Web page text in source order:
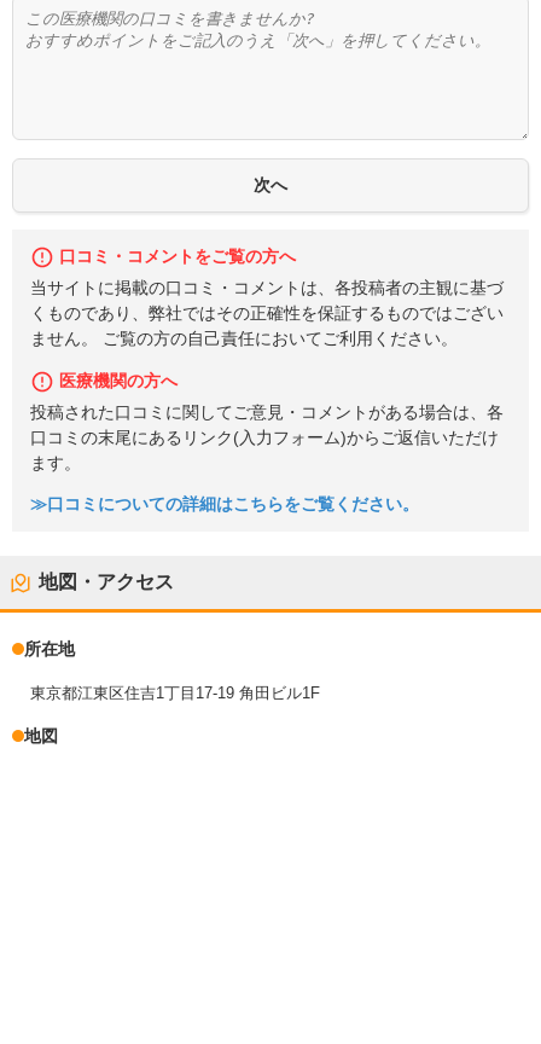
口コミ・コメントをご覧の方へ
当サイトに掲載の口コミ・コメントは、各投稿者の主観に基づ
くものであり、弊社ではその正確性を保証するものではござい
ません。 ご覧の方の自己責任においてご利用ください。
医療機関の方へ
投稿された口コミに関してご意見・コメントがある場合は、各
口コミの末尾にあるリンク(入力フォーム)からご返信いただけ
ます。
≫口コミについての詳細はこちらをご覧ください。
地図・アクセス
所在地
東京都江東区住吉1丁目17-19 角田ビル1F
地図